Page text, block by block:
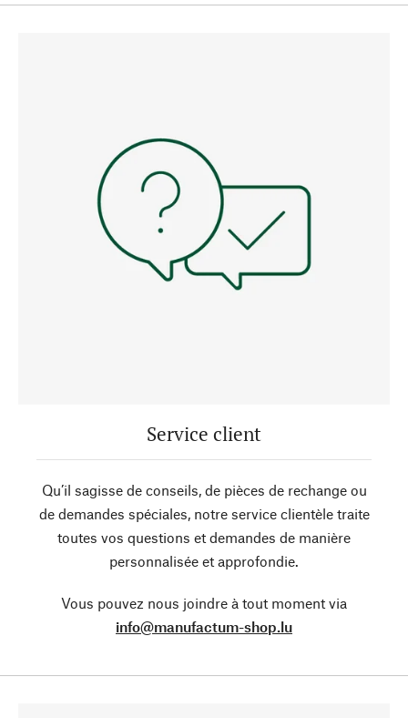
Service client
Qu’il sagisse de conseils, de pièces de rechange ou
de demandes spéciales, notre service clientèle traite
toutes vos questions et demandes de manière
personnalisée et approfondie.
Vous pouvez nous joindre à tout moment via
info@manufactum-shop.lu